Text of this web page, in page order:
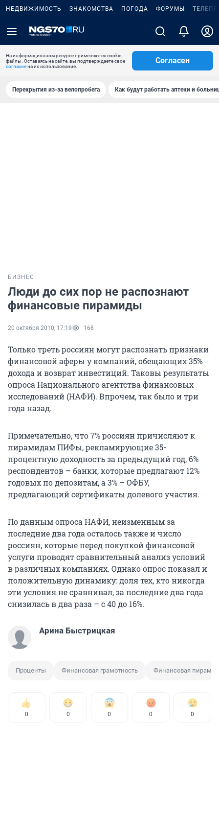
НЕДВИЖИМОСТЬ ЗНАКОМСТВА ПОГОДА ФОРУМЫ
На информационном ресурсе применяются cookie-
файлы. Оставаясь на сайте, вы подтверждаете свое
согласиена их использование.
Согласен
Перекрытия из-за велопробега Как будут работать аптеки и
БИЗНЕС
Люди до сих пор не распознают
финансовые пирамиды
20 октября 2010, 17:19 168
Только треть россиян могут распознать признаки
финансовой аферы у компаний, обещающих 35%
дохода и возврат инвестиций. Таковы результаты
опроса Национального агентства финансовых
исследований (НАФИ). Впрочем, так было и три
года назад.
Примечательно, что 7% россиян причисляют к
пирамидам ПИФы, рекламирующие 35-
процентную доходность за предыдущий год, 6%
респондентов – банки, которые предлагают 12%
годовых по депозитам, а 3% – ОФБУ,
предлагающий сертификаты долевого участия.
По данным опроса НАФИ, неизменным за
последние два года осталось также и число
россиян, которые перед покупкой финансовой
услуги проводят сравнительный анализ условий
в различных компаниях. Однако опрос показал и
положительную динамику: доля тех, кто никогда
эти условия не сравнивал, за последние два года
снизилась в два раза – с 40 до 16%.
Арина Быстрицкая
Проценты Финансовая грамотность Финансовая
0 0 0 0 0